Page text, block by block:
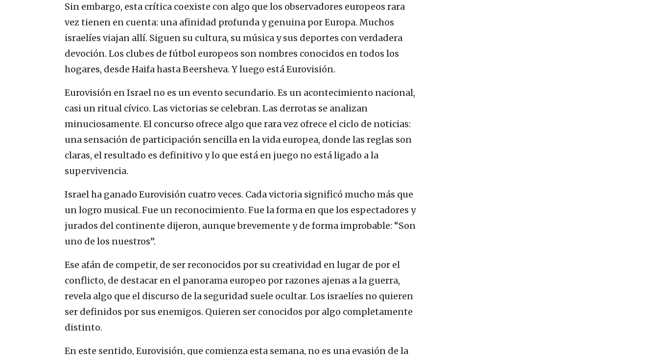
Sin embargo, esta crítica coexiste con algo que los observadores europeos rara
vez tienen en cuenta: una afinidad profunda y genuina por Europa. Muchos
israelíes viajan allí. Siguen su cultura, su música y sus deportes con verdadera
devoción. Los clubes de fútbol europeos son nombres conocidos en todos los
hogares, desde Haifa hasta Beersheva. Y luego está Eurovisión.
Eurovisión en Israel no es un evento secundario. Es un acontecimiento nacional,
casi un ritual cívico. Las victorias se celebran. Las derrotas se analizan
minuciosamente. El concurso ofrece algo que rara vez ofrece el ciclo de noticias:
una sensación de participación sencilla en la vida europea, donde las reglas son
claras, el resultado es definitivo y lo que está en juego no está ligado a la
supervivencia.
Israel ha ganado Eurovisión cuatro veces. Cada victoria significó mucho más que
un logro musical. Fue un reconocimiento. Fue la forma en que los espectadores y
jurados del continente dijeron, aunque brevemente y de forma improbable: “Son
uno de los nuestros”.
Ese afán de competir, de ser reconocidos por su creatividad en lugar de por el
conflicto, de destacar en el panorama europeo por razones ajenas a la guerra,
revela algo que el discurso de la seguridad suele ocultar. Los israelíes no quieren
ser definidos por sus enemigos. Quieren ser conocidos por algo completamente
distinto.
En este sentido, Eurovisión, que comienza esta semana, no es una evasión de la